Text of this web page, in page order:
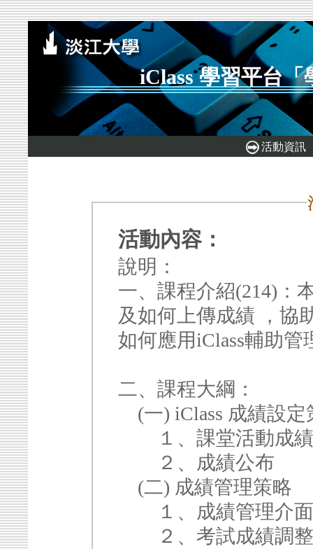
iClass 學習平台
活動資訊
活動內容：
說明：
一、課程介紹(214)：
及如何上傳成績 ，協
如何應用iClass輔助
二、課程大綱：
(一) iClass 成績設
１、課堂活動成
２、成績公布
(二) 成績管理策略
１、成績管理介
２、考試成績調